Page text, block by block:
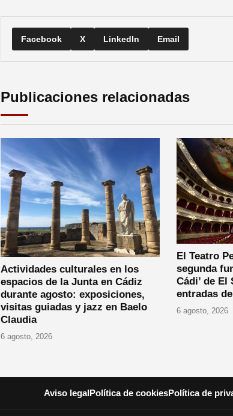
Facebook X LinkedIn Email
Publicaciones relacionadas
Actividades culturales en los
espacios de la Junta en Cádiz
durante agosto: exposiciones,
visitas guiadas y jazz en Baelo
Claudia
6 agosto, 2026
El Teatro
segunda
Cádi’ de
entradas
6 agosto, 2026
Aviso legalPolítica de cookiesPolítica de